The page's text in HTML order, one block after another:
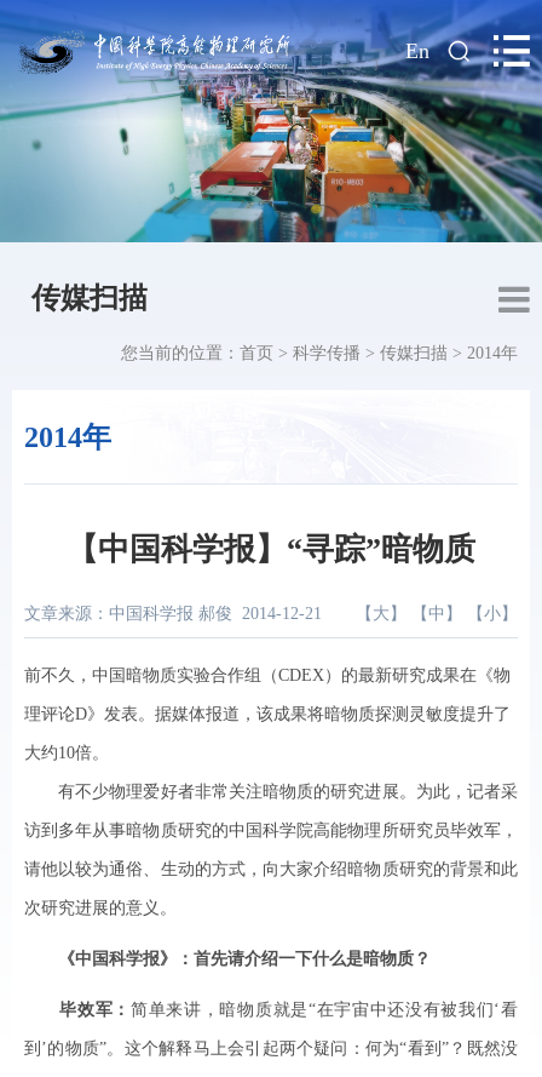
| En
传媒扫描
2014年
您当前的位置： 首页 > 科学传播 > 传媒扫描 > 2014年
【中国科学报】“寻踪”暗物质
文章来源：中国科学报 郝俊 2014-12-21 【 大 】 【 中 】 【 小 】
前不久，中国暗物质实验合作组（CDEX）的最新研究成果在《物
理评论D》发表。据媒体报道，该成果将暗物质探测灵敏度提升了
大约10倍。
有不少物理爱好者非常关注暗物质的研究进展。为此，记者采
访到多年从事暗物质研究的中国科学院高能物理所研究员毕效军，
请他以较为通俗、生动的方式，向大家介绍暗物质研究的背景和此
次研究进展的意义。
《中国科学报》：首先请介绍一下什么是暗物质？
毕效军：简单来讲，暗物质就是“在宇宙中还没有被我们‘看
到’的物质”。这个解释马上会引起两个疑问：何为“看到”？既然没